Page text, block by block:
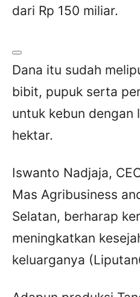
dari Rp 150 miliar.
Dana itu sudah
bibit, pupuk serta
untuk kebun dengan
hektar.
Iswanto Nadjaja,
Mas Agribusiness
Selatan, berharap
meningkatkan
keluarganya